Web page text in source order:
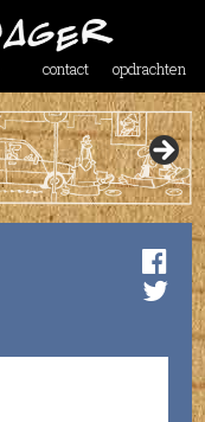
contact opdrachten